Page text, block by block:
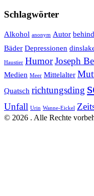
Schlagwörter
Alkohol anonym Autor
Bäder Depressionen
Haustier HumorJoseph
Medien Meer Mittelalter
Quatsch richtungsding
Unfall Urin Wanne-Eickel
© 2026 . Alle Rechte